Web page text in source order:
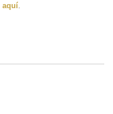
aquí